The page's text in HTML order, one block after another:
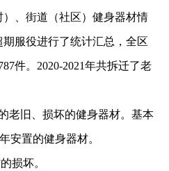
、街道（社区）健身器材情
服役进行了统计汇总，全区
件。2020-2021年共拆迁了老
老旧、 损坏的健身器材。基本
安置的健身器材。
损坏。